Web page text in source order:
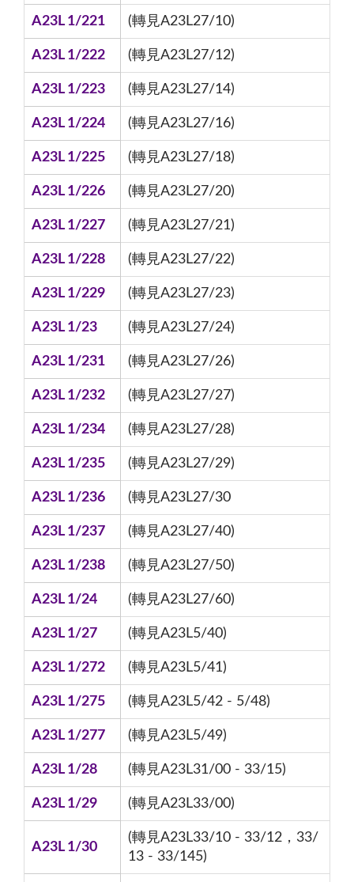
A23L 1/221 (轉見A23L27/10)
A23L 1/222 (轉見A23L27/12)
A23L 1/223 (轉見A23L27/14)
A23L 1/224 (轉見A23L27/16)
A23L 1/225 (轉見A23L27/18)
A23L 1/226 (轉見A23L27/20)
A23L 1/227 (轉見A23L27/21)
A23L 1/228 (轉見A23L27/22)
A23L 1/229 (轉見A23L27/23)
A23L 1/23 (轉見A23L27/24)
A23L 1/231 (轉見A23L27/26)
A23L 1/232 (轉見A23L27/27)
A23L 1/234 (轉見A23L27/28)
A23L 1/235 (轉見A23L27/29)
A23L 1/236 (轉見A23L27/30
A23L 1/237 (轉見A23L27/40)
A23L 1/238 (轉見A23L27/50)
A23L 1/24 (轉見A23L27/60)
A23L 1/27 (轉見A23L5/40)
A23L 1/272 (轉見A23L5/41)
A23L 1/275 (轉見A23L5/42 - 5/48)
A23L 1/277 (轉見A23L5/49)
A23L 1/28 (轉見A23L31/00 - 33/15)
A23L 1/29 (轉見A23L33/00)
A23L 1/30
(轉見A23L33/10 - 33/12，33/
13 - 33/145)